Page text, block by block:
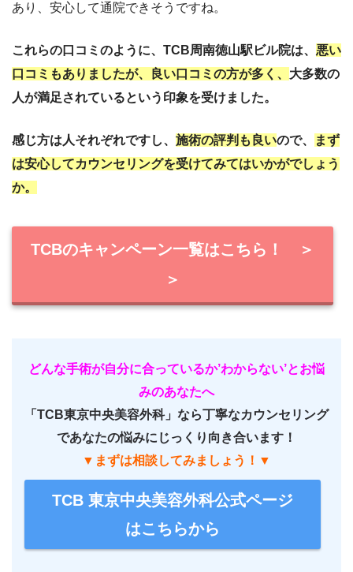
あり、安心して通院できそうですね。
これらの口コミのように、TCB周南徳山駅ビル院は、 悪い
口コミもありましたが、良い口コミの方が多く、 大多数の
人が満足されているという印象を受けました。
感じ方は人それぞれですし、 施術の評判も良いので、
まず
は安心してカウンセリングを受けてみてはいかがでしょう
か。
TCBのキャンペーン一覧はこちら！ ＞
＞
どんな手術が自分に合っているか’わからない’とお悩
みのあなたへ
「TCB東京中央美容外科」なら丁寧なカウンセリング
であなたの悩みにじっくり向き合います！
▼まずは相談してみましょう！▼
TCB 東京中央美容外科公式ページ
はこちらから